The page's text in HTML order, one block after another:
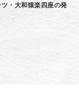
・大和猿楽四座の発